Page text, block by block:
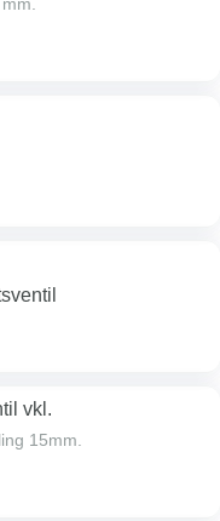
vkl.
15mm.